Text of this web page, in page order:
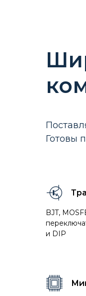
Готовы
BJT,
и DIP